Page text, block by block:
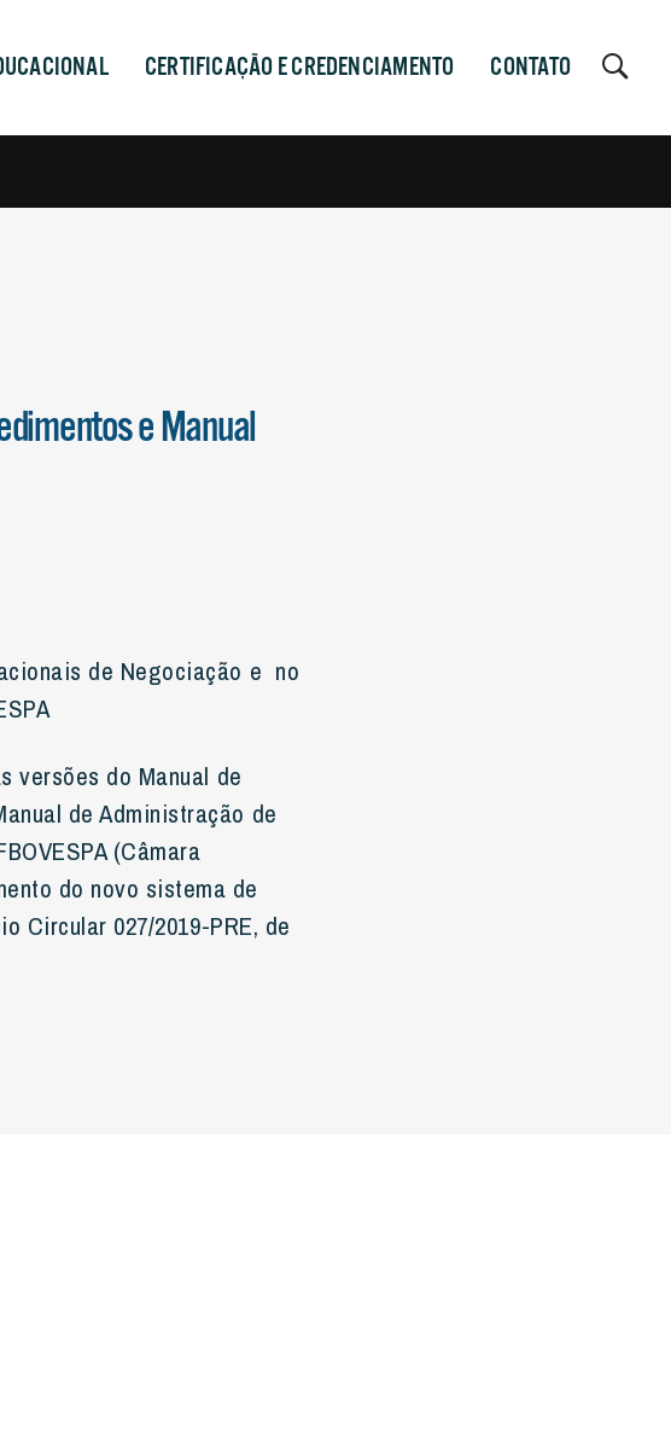
CERTIFICAÇÃO E CREDENCIAMENTO CONTATO
e Manual
de Negociação e no
versões do Manual de
de Administração de
(Câmara
do novo sistema de
Circular 027/2019-PRE, de